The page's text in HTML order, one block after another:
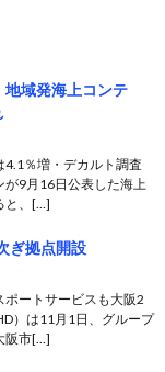
域発海上コンテ
4.1％増・デカルト調査
が9月16日公表した海上
と、[…]
ぎ拠点開設
ートサービスも大阪2
）は11月1日、グループ
阪市[…]